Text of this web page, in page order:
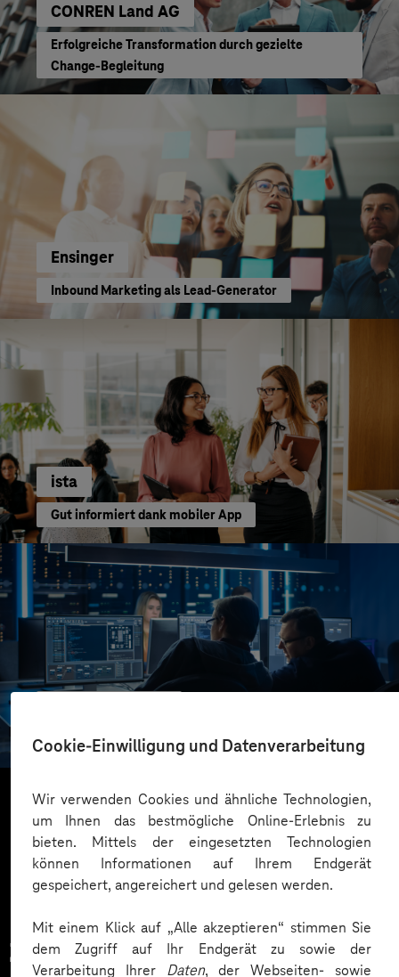
Cookie-Einwilligung und Datenverarbeitung
Wir verwenden Cookies und ähnliche Technologien,
um Ihnen das bestmögliche Online-Erlebnis zu
bieten. Mittels der eingesetzten Technologien
können Informationen auf Ihrem Endgerät
gespeichert, angereichert und gelesen werden.
Mit einem Klick auf „Alle akzeptieren“ stimmen Sie
dem Zugriff auf Ihr Endgerät zu sowie der
Verarbeitung Ihrer Daten, der Webseiten- sowie
CONREN Land AG
Erfolgreiche Transformation durch gezielte
Change-Begleitung
Ensinger
Inbound Marketing als Lead-Generator
ista
Gut informiert dank mobiler App
Change-Beratung für die IT-Abteilung
Mehr laden
Zahlreiche Unternehmen